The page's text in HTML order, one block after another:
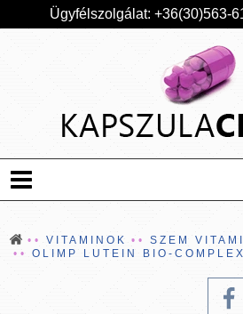
Ügyfélszolgálat: +36(30)563-
VITAMINOK
SZEM
OLIMP LUTEIN BIO-COMPLEX